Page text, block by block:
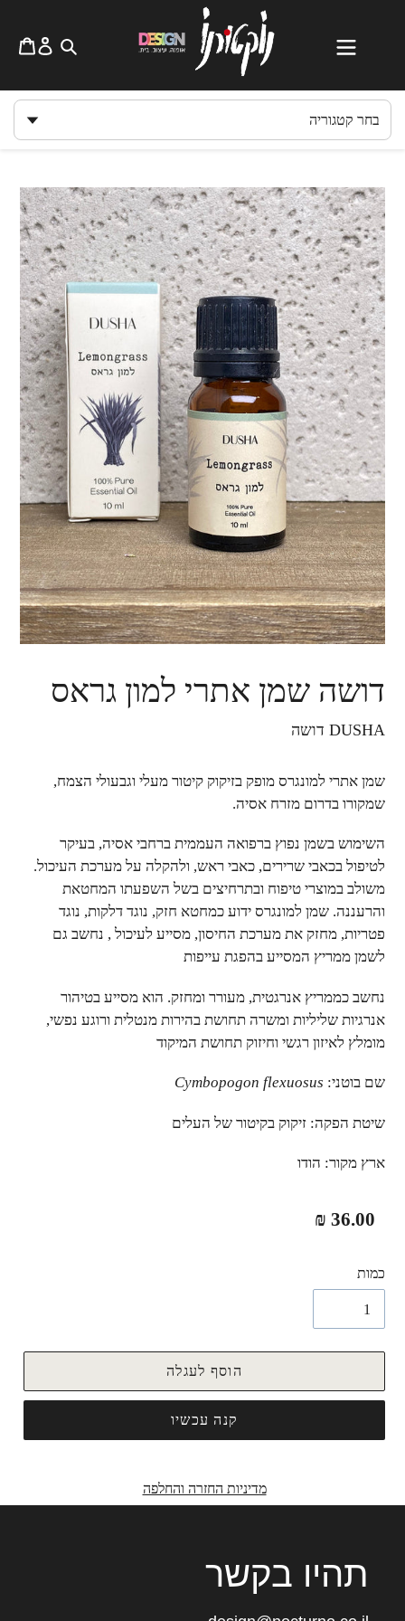
דושה שמן אתרי למון גראס
DUSHA דושה
שמן אתרי למונגרס מופק בזיקוק קיטור מעלי וגבעולי הצמח,
שמקורו בדרום מזרח אסיה.
השימוש בשמן נפוץ ברפואה העממית ברחבי אסיה, בעיקר
לטיפול בכאבי שרירים, כאבי ראש, ולהקלה על מערכת העיכול.
משולב במוצרי טיפוח ובתרחיצים בשל השפעתו המחטאת
והרעננה. שמן למונגרס ידוע כמחטא חזק, נוגד דלקות, נוגד
פטריות, מחזק את מערכת החיסון, מסייע לעיכול , נחשב גם
לשמן ממריץ המסייע בהפגת עייפות
נחשב כממריץ אנרגטית, מעורר ומחזק. הוא מסייע בטיהור
אנרגיות שליליות ומשרה תחושת בהירות מנטלית ורוגע נפשי,
מומלץ לאיזון רגשי וחיזוק תחושת המיקוד
שם בוטני: Cymbopogon flexuosus
שיטת הפקה: זיקוק בקיטור של העלים
ארץ מקור: הודו
מחיר
36.00 ₪
כמות
הוסף לעגלה
קנה עכשיו
מדיניות החזרה והחלפה
תהיו בקשר